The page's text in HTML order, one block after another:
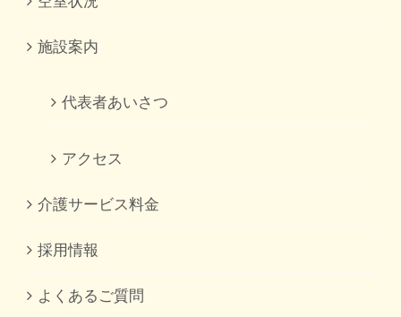
施設案内
代表者あいさつ
アクセス
介護サービス料金
採用情報
よくあるご質問